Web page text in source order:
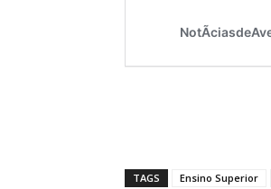
TAGS Ensino Superior